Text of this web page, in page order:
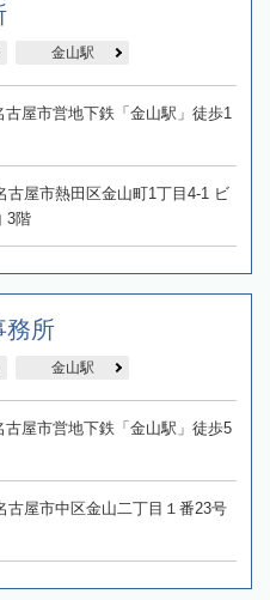
金山駅
屋市営地下鉄「金山駅」徒歩1
古屋市熱田区金山町1丁目4-1 ビ
3階
務所
金山駅
屋市営地下鉄「金山駅」徒歩5
古屋市中区金山二丁目１番23号